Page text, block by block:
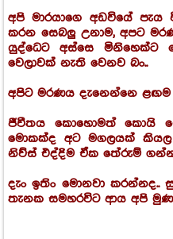
අපි මාරයාගෙ අඩවියේ
කරන සෙබලු උනාම, අපට
යුද්ධෙට අස්සෙ
වෙලාවක් නැති වෙනව බං..
අපිට මරණය දැනෙන්නෙ
ජීවීතය කොහොමත් කොයි
මොකක්ද අට මගලයක්
නිව්ස් එද්දිම ඒක තේරුම්
දැං ඉතිං මොනවා කරන්නද..
තැනක සමහරවිට ආය අපි මුණ